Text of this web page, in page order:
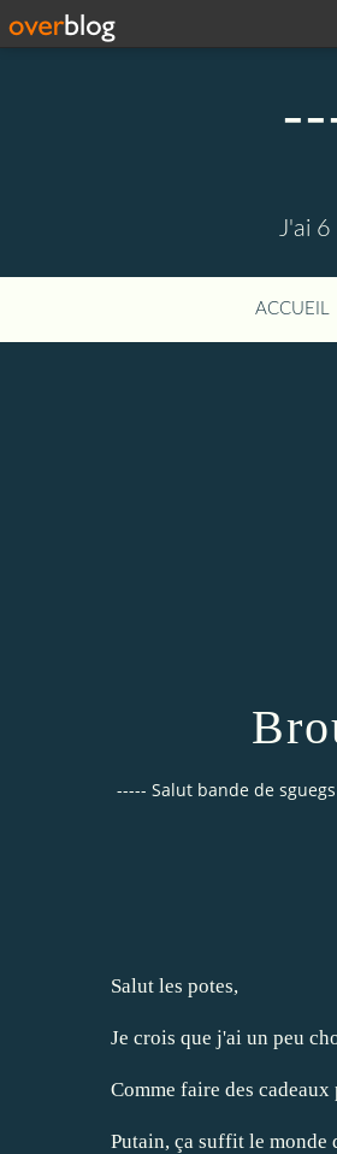
J'ai 6
ACCUEIL
----- Salut bande de
Salut les potes,
Je crois que j'ai un peu
Comme faire des cadeaux
Putain, ça suffit le monde